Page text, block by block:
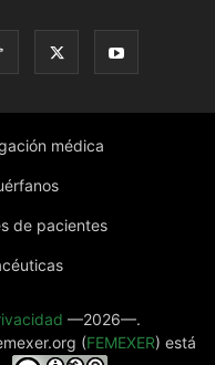
médica
de pacientes
—2026—.
(FEMEXER) está